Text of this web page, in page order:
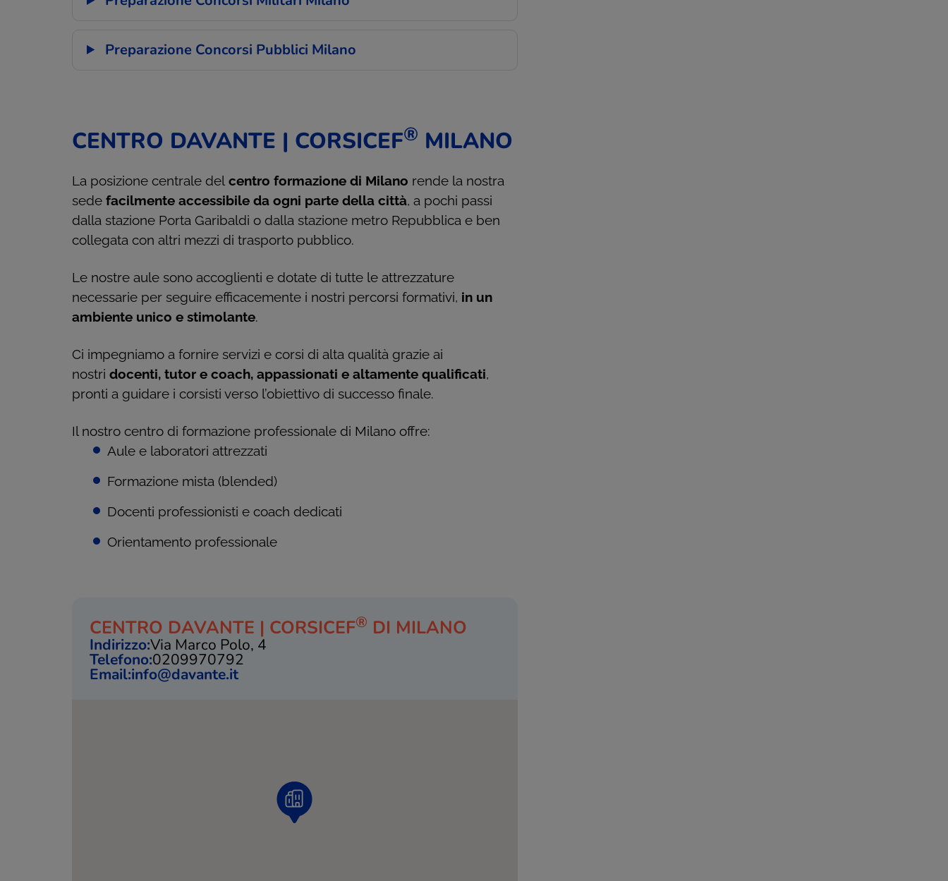
Preparazione Concorsi Pubblici Milano
CENTRO DAVANTE | CORSICEF® MILANO
La posizione centrale del centro formazione di Milano rende la nostra
sede facilmente accessibile da ogni parte della città, a pochi passi
dalla stazione Porta Garibaldi o dalla stazione metro Repubblica e ben
collegata con altri mezzi di trasporto pubblico.
Le nostre aule sono accoglienti e dotate di tutte le attrezzature
necessarie per seguire efficacemente i nostri percorsi formativi, in un
ambiente unico e stimolante.
Ci impegniamo a fornire servizi e corsi di alta qualità grazie ai
nostri docenti, tutor e coach, appassionati e altamente qualificati,
pronti a guidare i corsisti verso l’obiettivo di successo finale.
Il nostro centro di formazione professionale di Milano offre:
Aule e laboratori attrezzati
Formazione mista (blended)
Docenti professionisti e coach dedicati
Orientamento professionale
CENTRO DAVANTE | CORSICEF® DI MILANO
Indirizzo:Via Marco Polo, 4
Telefono:0209970792
Email:info@davante.it